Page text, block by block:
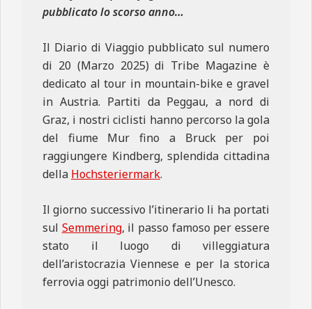
pubblicato lo scorso anno…
Il Diario di Viaggio pubblicato sul numero
di 20 (Marzo 2025) di Tribe Magazine è
dedicato al tour in mountain-bike e gravel
in Austria. Partiti da Peggau, a nord di
Graz, i nostri ciclisti hanno percorso la gola
del fiume Mur fino a Bruck per poi
raggiungere Kindberg, splendida cittadina
della Hochsteriermark.
Il giorno successivo l’itinerario li ha portati
sul Semmering, il passo famoso per essere
stato il luogo di villeggiatura
dell’aristocrazia Viennese e per la storica
ferrovia oggi patrimonio dell’Unesco.